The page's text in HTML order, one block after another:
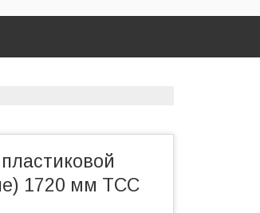
1720 мм ТСС